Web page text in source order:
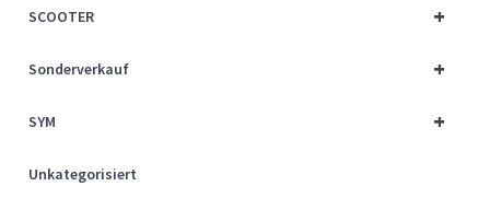
+
SCOOTER
+
Sonderverkauf
+
SYM
Unkategorisiert